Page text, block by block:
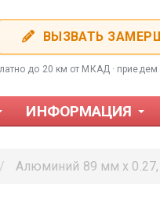
ВЫЗВАТЬ
до 20 км от МКАД ·
ИНФОРМАЦИЯ
Алюминий 89 мм х